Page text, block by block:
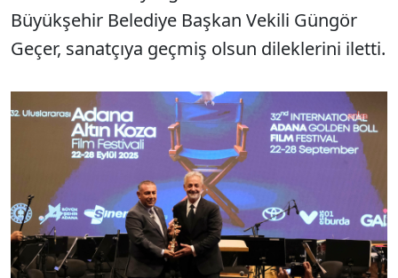
Büyükşehir Belediye Başkan Vekili Güngör
Geçer, sanatçıya geçmiş olsun dileklerini iletti.